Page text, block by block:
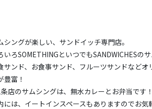
シングが楽しい、サンドイッチ専門店。
いろSOMETHINGといつでもSANDWICHESのサ
サンド、お食事サンド、フルーツサンドなどオ
豊富！
店のサムシングは、無水カレーとお弁当です！
には、イートインスペースもありますのでお気